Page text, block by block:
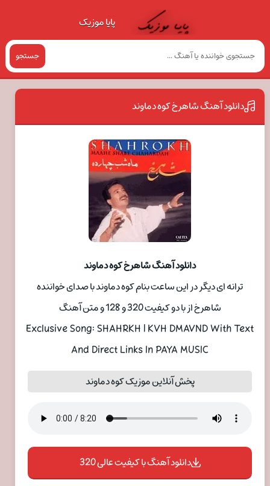
پایا موزیک
جستجو
دانلود آهنگ شاهرخ کوه دماوند
دانلود آهنگ شاهرخ کوه دماوند
ترانه ای دیگر در این ساعت بنام کوه دماوند با صدای خواننده
شاهرخ از با دو کیفیت 320 و 128 و متن آهنگ
Exclusive Song: SHAHRKH | KVH DMAVND With Text
And Direct Links In PAYA MUSIC
پخش آنلاین موزیک کوه دماوند
دانلود آهنگ با کیفیت عالی 320